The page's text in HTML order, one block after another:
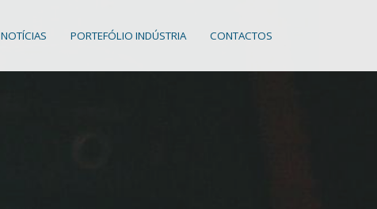
NOTÍCIAS PORTEFÓLIO INDÚSTRIA CONTACTOS